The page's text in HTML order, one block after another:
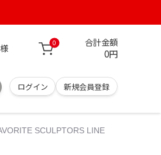
0 合計金額
0円
ログイン 新規会員登録
SCULPTORS LINE